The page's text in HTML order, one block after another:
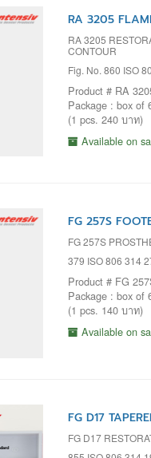
RA 3205
RA 3205
CONTOUR
Fig. No. 860 ISO
Product # RA
Package : box of
(1 pcs. 240 บาท)
Available on
FG 257S
FG 257S
379 ISO 806 314
Product # FG
Package : box of
(1 pcs. 140 บาท)
Available on
FG D17
FG D17